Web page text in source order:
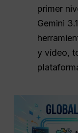
primer
Gemini
y vídeo,